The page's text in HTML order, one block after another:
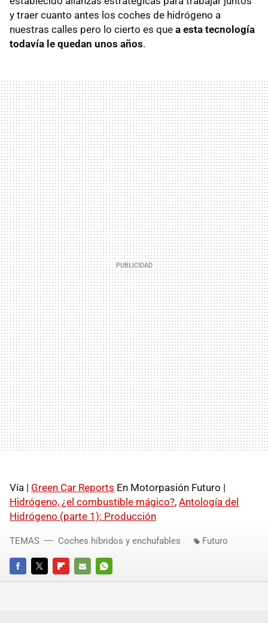
y traer cuanto antes los coches de hidrógeno a
nuestras calles pero lo cierto es que a esta tecnología
todavía le quedan unos años.
Vía | Green Car Reports En Motorpasión Futuro |
Hidrógeno, ¿el combustible mágico?, Antología del
Hidrógeno (parte 1): Producción
FACEBOOKTWITTERFLIPBOARD
E-
WHATSAPP
TEMAS Coches híbridos y enchufables Futuro